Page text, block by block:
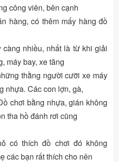
công viên, bên cạnh
hàng, có thêm mấy hàng đồ
nhiều, nhất là từ khi giải
máy bay, xe tăng
thằng người cưỡi xe máy
nhựa. Các con lợn, gà,
chơi bằng nhựa, gián không
tha hồ đánh rơi cũng
có thích đồ chơi đó không
các bạn rất thích cho nên